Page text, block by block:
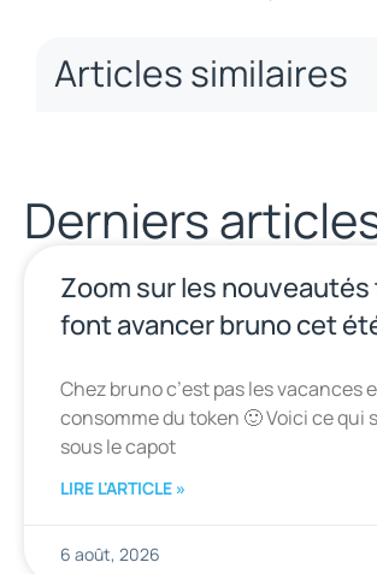
Articles similaires
Derniers
Zoom sur les
font avancer bruno cet
Chez bruno c’est pas les vacances
consomme du token 🙂 Voici ce qui
sous le capot
LIRE L'ARTICLE »
6 août, 2026